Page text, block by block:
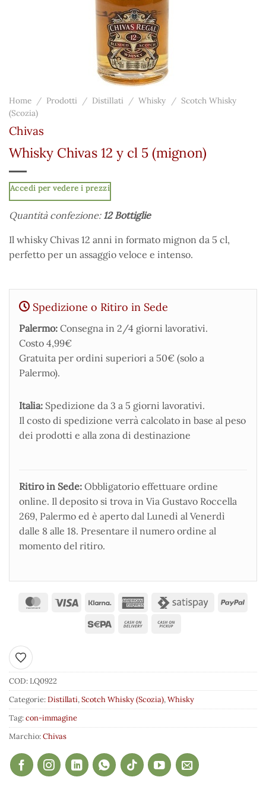
Home / Prodotti / Distillati / Whisky / Scotch Whisky
(Scozia)
Chivas
Whisky Chivas 12 y cl 5 (mignon)
Accedi per vedere i prezzi
Quantità confezione: 12 Bottiglie
Il whisky Chivas 12 anni in formato mignon da 5 cl,
perfetto per un assaggio veloce e intenso.
Spedizione o Ritiro in Sede
Palermo: Consegna in 2/4 giorni lavorativi.
Costo 4,99€
Gratuita per ordini superiori a 50€ (solo a
Palermo).
Italia: Spedizione da 3 a 5 giorni lavorativi.
Il costo di spedizione verrà calcolato in base al peso
dei prodotti e alla zona di destinazione
Ritiro in Sede: Obbligatorio effettuare ordine
online. Il deposito si trova in Via Gustavo Roccella
269, Palermo ed è aperto dal Lunedì al Venerdì
dalle 8 alle 18. Presentare il numero ordine al
momento del ritiro.
Aggiungi ai preferiti
COD:LQ0922
Categorie:Distillati,Scotch Whisky (Scozia),Whisky
Tag:con-immagine
Marchio:Chivas